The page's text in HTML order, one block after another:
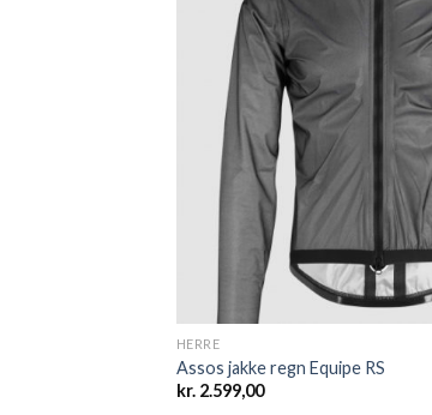
HERRE
Assos jakke regn Equipe RS
kr.2.599,00